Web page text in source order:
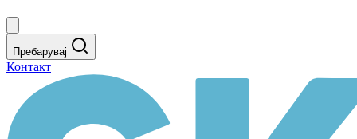
Пребарувај
Контакт